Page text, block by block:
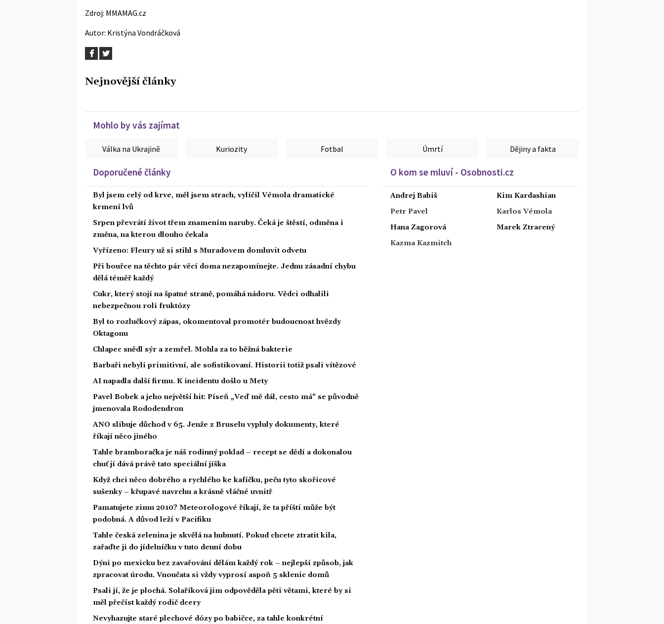
Zdroj: MMAMAG.cz
Autor: Kristýna Vondráčková
Nejnovější články
Mohlo by vás zajímat
Válka na Ukrajině Kuriozity Fotbal Úmrtí Dějiny a fakta
Doporučené články
Byl jsem celý od krve, měl jsem strach, vylíčil Vémola dramatické
krmení lvů
Srpen převrátí život třem znamením naruby. Čeká je štěstí, odměna i
změna, na kterou dlouho čekala
Vyřízeno: Fleury už si stihl s Muradovem domluvit odvetu
Při bouřce na těchto pár věcí doma nezapomínejte. Jednu zásadní chybu
dělá téměř každý
Cukr, který stojí na špatné straně, pomáhá nádoru. Vědci odhalili
nebezpečnou roli fruktózy
Byl to rozlučkový zápas, okomentoval promotér budoucnost hvězdy
Oktagonu
Chlapec snědl sýr a zemřel. Mohla za to běžná bakterie
Barbaři nebyli primitivní, ale sofistikovaní. Historii totiž psali vítězové
AI napadla další firmu. K incidentu došlo u Mety
Pavel Bobek a jeho největší hit: Píseň „Veď mě dál, cesto má“ se původně
jmenovala Rododendron
ANO slibuje důchod v 65. Jenže z Bruselu vypluly dokumenty, které
říkají něco jiného
Tahle bramboračka je náš rodinný poklad – recept se dědí a dokonalou
chuť jí dává právě tato speciální jíška
Když chci něco dobrého a rychlého ke kafíčku, peču tyto skořicové
sušenky – křupavé navrchu a krásně vláčné uvnitř
Pamatujete zimu 2010? Meteorologové říkají, že ta příští může být
podobná. A důvod leží v Pacifiku
Tahle česká zelenina je skvělá na hubnutí. Pokud chcete ztratit kila,
zařaďte ji do jídelníčku v tuto denní dobu
Dýni po mexicku bez zavařování dělám každý rok – nejlepší způsob, jak
zpracovat úrodu. Vnoučata si vždy vyprosí aspoň 5 sklenic domů
Psali jí, že je plochá. Solaříková jim odpověděla pěti větami, které by si
měl přečíst každý rodič dcery
Nevyhazujte staré plechové dózy po babičce, za tahle konkrétní
O kom se mluví - Osobnosti.cz
Andrej Babiš
Petr Pavel
Hana Zagorová
Kazma Kazmitch
Kim Kardashian
Karlos Vémola
Marek Ztracený